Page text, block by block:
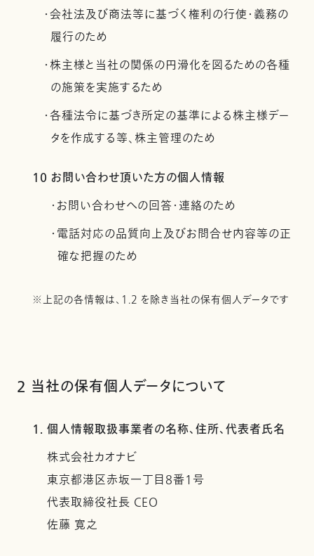
・会社法及び商法等に基づく権利の行使・義務の
履行のため
・株主様と当社の関係の円滑化を図るための各種
の施策を実施するため
・各種法令に基づき所定の基準による株主様デー
タを作成する等、株主管理のため
10 お問い合わせ頂いた方の個人情報
・お問い合わせへの回答・連絡のため
・電話対応の品質向上及びお問合せ内容等の正
確な把握のため
※上記の各情報は、1.2 を除き当社の保有個人データです
2 当社の保有個人データについて
1. 個人情報取扱事業者の名称、住所、代表者氏名
株式会社カオナビ
東京都港区赤坂一丁目8番1号
代表取締役社長 CEO
佐藤 寛之